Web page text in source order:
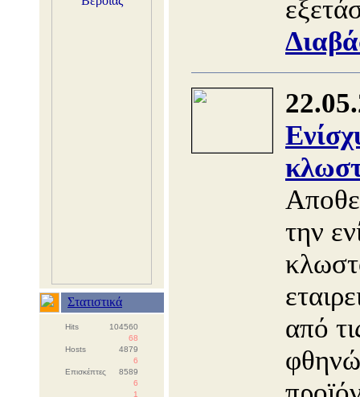
Στατιστικά
Hits
104560
68
Hosts
4879
6
Επισκέπτες
8589
6
1
την
από